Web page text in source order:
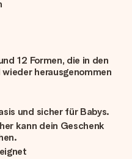
12 Formen, die in den
herausgenommen
und sicher für Babys.
kann dein Geschenk